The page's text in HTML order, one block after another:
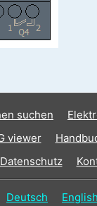
suchen
viewer
Datenschutz
Deutsch English